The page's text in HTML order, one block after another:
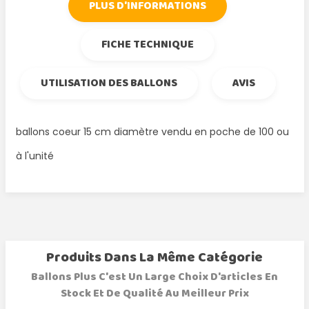
PLUS D'INFORMATIONS
FICHE TECHNIQUE
UTILISATION DES BALLONS
AVIS
ballons coeur 15 cm diamètre vendu en poche de 100 ou
à l'unité
Produits Dans La Même Catégorie
Ballons Plus C'est Un Large Choix D'articles En
Stock Et De Qualité Au Meilleur Prix